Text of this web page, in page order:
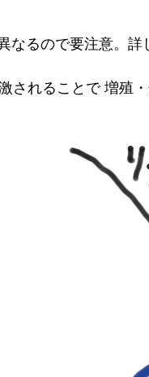
なるので要注意。詳
れることで 増殖・